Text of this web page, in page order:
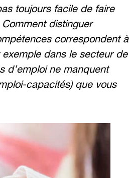
toujours facile de faire
distinguer
correspondent à
dans le secteur de
d’emploi ne manquent
capacités) que vous